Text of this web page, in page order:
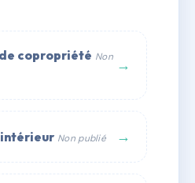
copropriété Non →
Non publié →